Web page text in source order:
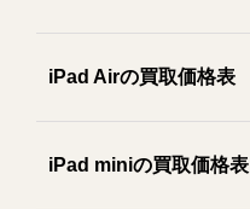
iPad Airの買取価格表
iPad miniの買取価格表